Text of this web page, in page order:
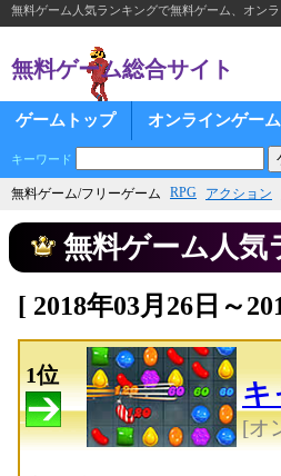
無料ゲーム人気ランキングで無料ゲーム、オン
無料ゲーム総合サイト
ゲームトップ オンラインゲーム
キーワード
無料ゲーム/フリーゲーム RPG アクション
無料ゲーム人気
[ 2018年03月26日～
1位
キ
[オ